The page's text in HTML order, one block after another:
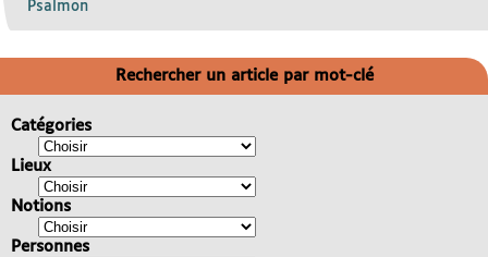
Psalmon
Rechercher un article par mot-clé
Catégories
Lieux
Notions
Personnes